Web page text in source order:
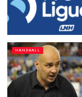
HANDBALL